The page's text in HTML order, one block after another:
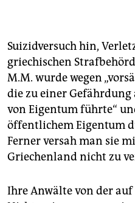
Suizidversuch hin,
griechischen
M.M. wurde wegen
die zu einer
von Eigentum führte“
öffentlichem Eigentum
Ferner versah man sie
Griechenland nicht zu
Ihre Anwälte von der auf